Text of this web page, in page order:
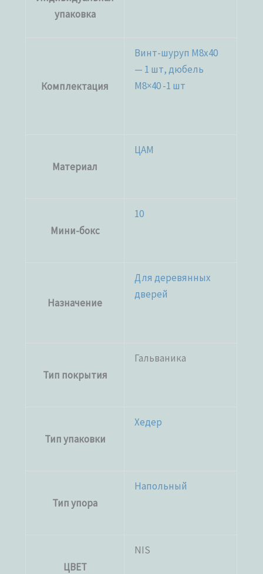
упаковка
Комплектация
Винт-шуруп M8x40
— 1 шт, дюбель
М8×40 -1 шт
Материал
ЦАМ
Мини-бокс
10
Назначение
Для деревянных
дверей
Тип покрытия
Гальваника
Тип упаковки
Хедер
Тип упора
Напольный
ЦВЕТ
NIS